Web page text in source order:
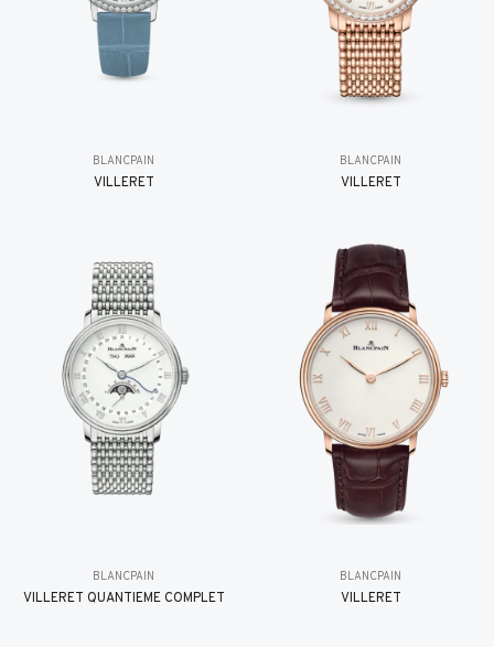
BLANCPAIN
VILLERET
BLANCPAIN
VILLERET
BLANCPAIN
VILLERET QUANTIÈME COMPLET
BLANCPAIN
VILLERET